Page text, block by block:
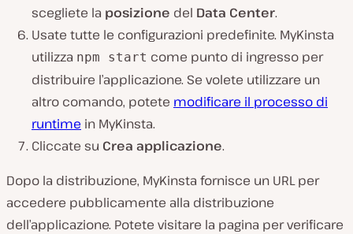
scegliete la posizione del Data Center.
Usate tutte le configurazioni predefinite. MyKinsta
utilizza npm start come punto di ingresso per
distribuire l’applicazione. Se volete utilizzare un
altro comando, potete modificare il processo di
runtime in MyKinsta.
Cliccate su Crea applicazione.
Dopo la distribuzione, MyKinsta fornisce un URL per
accedere pubblicamente alla distribuzione
dell’applicazione. Potete visitare la pagina per verificare